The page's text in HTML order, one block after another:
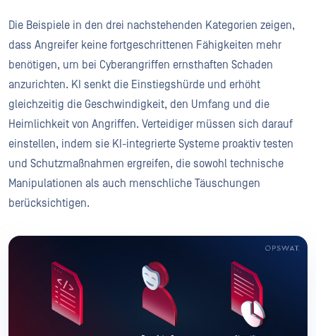
Die Beispiele in den drei nachstehenden Kategorien zeigen,
dass Angreifer keine fortgeschrittenen Fähigkeiten mehr
benötigen, um bei Cyberangriffen ernsthaften Schaden
anzurichten. KI senkt die Einstiegshürde und erhöht
gleichzeitig die Geschwindigkeit, den Umfang und die
Heimlichkeit von Angriffen. Verteidiger müssen sich darauf
einstellen, indem sie KI-integrierte Systeme proaktiv testen
und Schutzmaßnahmen ergreifen, die sowohl technische
Manipulationen als auch menschliche Täuschungen
berücksichtigen.